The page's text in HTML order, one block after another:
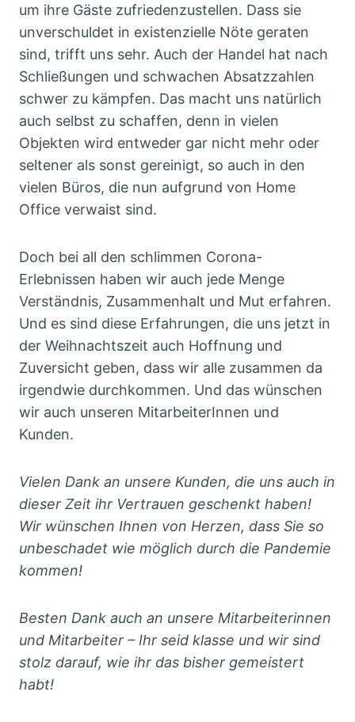
um ihre Gäste zufriedenzustellen. Dass sie
unverschuldet in existenzielle Nöte geraten
sind, trifft uns sehr. Auch der Handel hat nach
Schließungen und schwachen Absatzzahlen
schwer zu kämpfen. Das macht uns natürlich
auch selbst zu schaffen, denn in vielen
Objekten wird entweder gar nicht mehr oder
seltener als sonst gereinigt, so auch in den
vielen Büros, die nun aufgrund von Home
Office verwaist sind.
Doch bei all den schlimmen Corona-
Erlebnissen haben wir auch jede Menge
Verständnis, Zusammenhalt und Mut erfahren.
Und es sind diese Erfahrungen, die uns jetzt in
der Weihnachtszeit auch Hoffnung und
Zuversicht geben, dass wir alle zusammen da
irgendwie durchkommen. Und das wünschen
wir auch unseren MitarbeiterInnen und
Kunden.
Vielen Dank an unsere Kunden, die uns auch in
dieser Zeit ihr Vertrauen geschenkt haben!
Wir wünschen Ihnen von Herzen, dass Sie so
unbeschadet wie möglich durch die Pandemie
kommen!
Besten Dank auch an unsere Mitarbeiterinnen
und Mitarbeiter – Ihr seid klasse und wir sind
stolz darauf, wie ihr das bisher gemeistert
habt!